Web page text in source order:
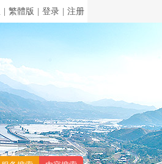
繁體版 登录 注册